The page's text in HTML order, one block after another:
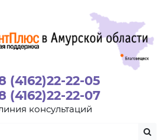
(4162)22-22-05
(4162)22-22-07
консультаций